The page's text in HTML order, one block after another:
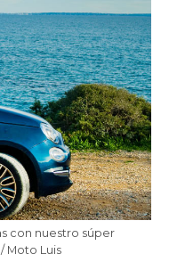
con nuestro súper
Moto Luis